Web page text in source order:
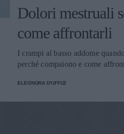
Dolori mestruali
come affrontarli
I crampi al basso addome
perché compaiono e come
ELEONORA D'UFFIZI